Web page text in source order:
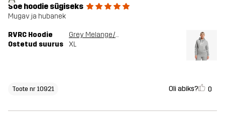
Soe hoodie sügiseks
Mugav ja hubanek
RVRC Hoodie
Grey Melange/Oatmeal
Ostetud suurus
XL
Toote nr 10921 Oli abiks? 0